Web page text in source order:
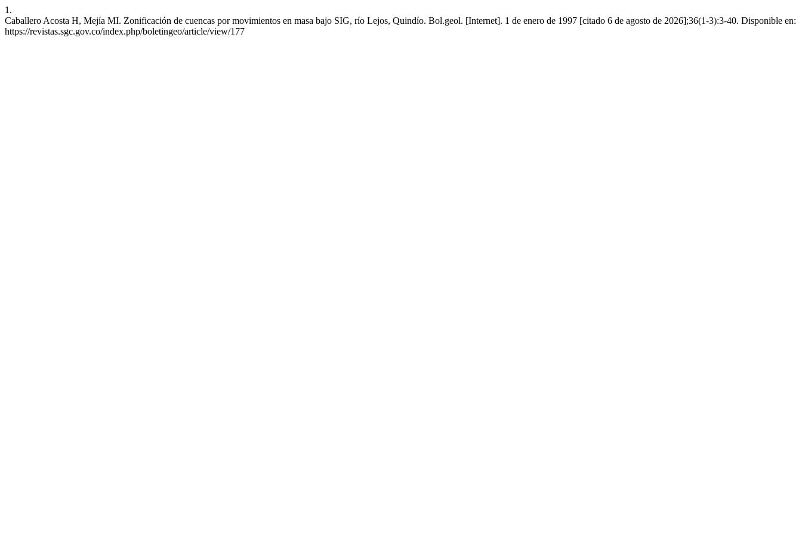
1.
Caballero Acosta H, Mejía MI. Zonificación de cuencas por movimientos en masa bajo SIG, río Lejos, Quindío. Bol.geol. [Internet]. 1 de enero de 1997 [citado 6 de agosto de 2026];36(1-3):3-40. Disponible en:
https://revistas.sgc.gov.co/index.php/boletingeo/article/view/177